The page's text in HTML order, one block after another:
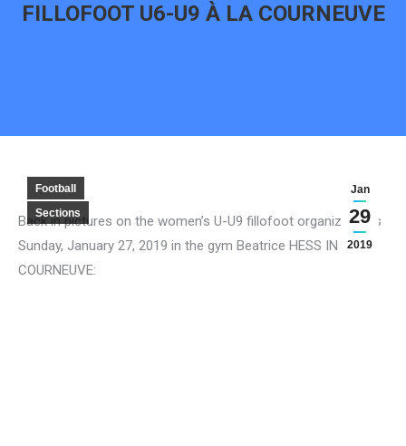
FILLOFOOT U6-U9 À LA COURNEUVE
Jan
29
2019
Football
Sections
Back in pictures on the women’s U-U9 fillofoot organized this
Sunday, January 27, 2019 in the gym Beatrice HESS IN THE
COURNEUVE: